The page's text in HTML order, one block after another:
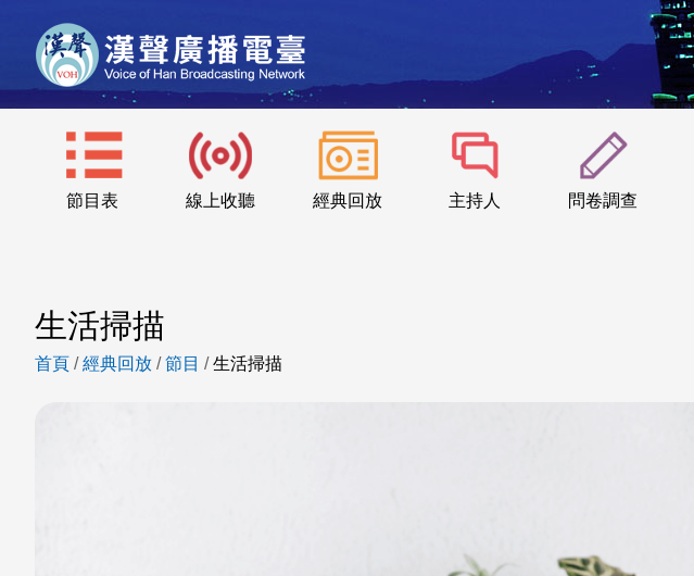
節目表 線上收聽 經典回放 主持人 問卷調查
生活掃描
首頁 /經典回放 /節目 /生活掃描